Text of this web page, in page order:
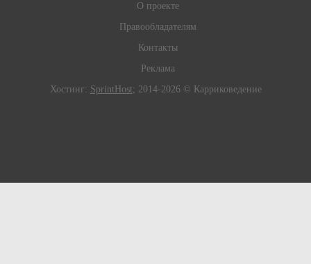
О проекте
Правообладателям
Контакты
Реклама
Хостинг: SprintHost; 2014-2026 © Карриковедение